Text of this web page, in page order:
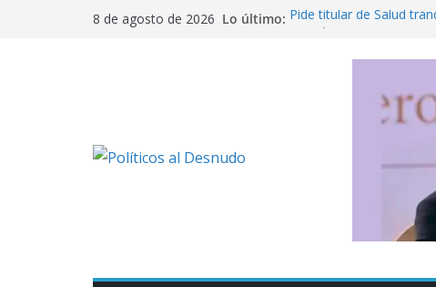
8 de agosto de 2026 Lo último: Pide titular de Salud
¡Truena Ramírez
“traicionar” a la 4T
De la Espriella toma el
guerra sin tregua
Fujimori celebra
“Somos países